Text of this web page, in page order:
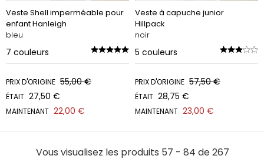
Veste Shell imperméable pour
enfant Hanleigh
bleu
7 couleurs
PRIX D'ORIGINE 55,00 €
ÉTAIT 27,50 €
MAINTENANT 22,00 €
Veste à capuche junior
Hillpack
noir
5 couleurs
PRIX D'ORIGINE 57,50 €
ÉTAIT 28,75 €
MAINTENANT 23,00 €
Vous visualisez les produits 57 - 84 de 267